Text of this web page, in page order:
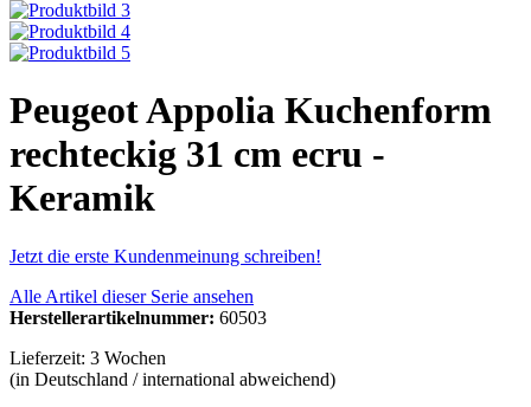
Peugeot Appolia Kuchenform
rechteckig 31 cm ecru -
Keramik
Jetzt die erste Kundenmeinung schreiben!
Alle Artikel dieser Serie ansehen
Herstellerartikelnummer: 60503
Lieferzeit: 3 Wochen
(in Deutschland / international abweichend)